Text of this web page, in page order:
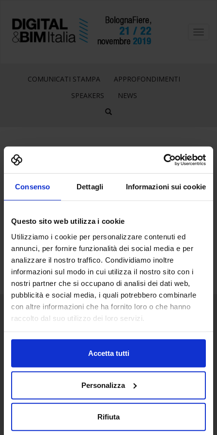
Consenso Dettagli Informazioni sui cookie
Questo sito web utilizza i cookie
Utilizziamo i cookie per personalizzare contenuti ed
annunci, per fornire funzionalità dei social media e per
analizzare il nostro traffico. Condividiamo inoltre
informazioni sul modo in cui utilizza il nostro sito con i
nostri partner che si occupano di analisi dei dati web,
pubblicità e social media, i quali potrebbero combinarle
con altre informazioni che ha fornito loro o che hanno
raccolto dal suo utilizzo dei loro servizi.
Accetta tutti
Personalizza
Rifiuta
COMUNICATI STAMPA
APPROFONDIMENTI
SPEAKERS
NEWS
FLACCOVIO_LOGO
+ 39 051.325511
+ 39 02.332039460
Progetto e direzione